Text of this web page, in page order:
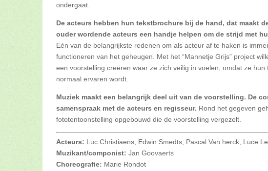
ondergaat.
De acteurs hebben hun tekstbrochure bij de hand, dat maakt
ouder wordende acteurs een handje helpen om de strijd met
Eén van de belangrijkste redenen om als acteur af te haken is
functioneren van het geheugen. Met het “Mannetje Grijs” project
een voorstelling creëren waar ze zich veilig in voelen, omdat ze
normaal ervaren wordt.
Muziek maakt een belangrijk deel uit van de voorstelling. De
samenspraak met de acteurs en regisseur. Rond het gegeven
fototentoonstelling opgebouwd die de voorstelling vergezelt.
Acteurs: Luc Christiaens, Edwin Smedts, Pascal Van herck, Luce
Muzikant/componist: Jan Goovaerts
Choreografie: Marie Rondot